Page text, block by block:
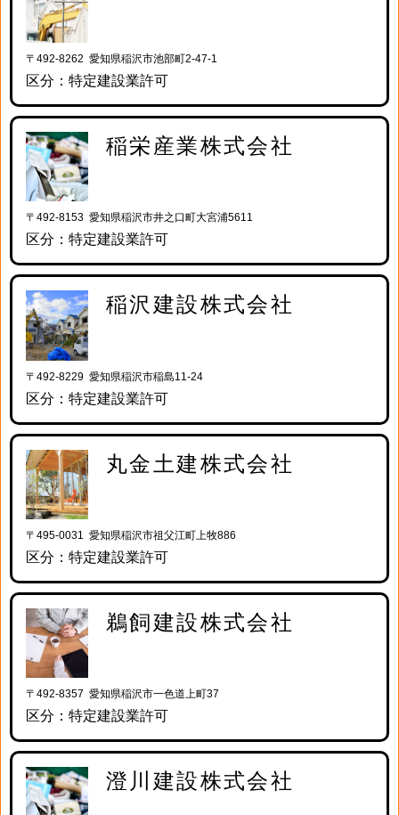
〒492-8262 愛知県稲沢市池部町2-47-1
区分：特定建設業許可
稲栄産業株式会社
〒492-8153 愛知県稲沢市井之口町大宮浦5611
区分：特定建設業許可
稲沢建設株式会社
〒492-8229 愛知県稲沢市稲島11-24
区分：特定建設業許可
丸金土建株式会社
〒495-0031 愛知県稲沢市祖父江町上牧886
区分：特定建設業許可
鵜飼建設株式会社
〒492-8357 愛知県稲沢市一色道上町37
区分：特定建設業許可
澄川建設株式会社